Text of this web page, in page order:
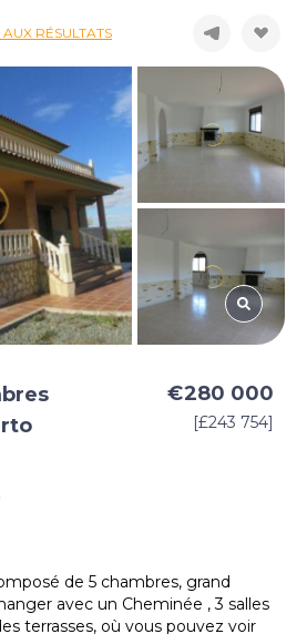
RÉSULTATS
€280 000
[£243 754]
de 5 chambres, grand
avec un Cheminée , 3 salles
terrasses, où vous pouvez voir